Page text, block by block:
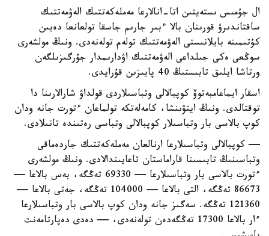
ال جۇمىس ىستەيتىن اتا-انالارعا مەملەكەتتىك الەۋمەتتىك
ساقتاندىرۋ قورىنان بالا ءبىر جارىم جاسقا تولعانعا دەيىن
كۇتىمىنە بايلانىستى الەۋمەتتىك تولەم تولەنەدى. ونىڭ مولشەرى
سوڭعى ەكى جىلداعى الەۋمەتتىك اۋدارىمدار جۇرگىزىلگەن
ورتاشا ايلىق تابىستىڭ 40 پايىزىن قۇرايدى.
اسقار ايماعامبەتوۆ كوپبالالى وتباسىلاردى قولداۋ شارالارىنا دا
توقتالدى. ونىڭ ايتۋىنشا، كامەلەتكە تولماعان ءتورت جانە ودان
كوپ بالاسى بار وتباسىلار كوپبالالى وتباسى رەتىندە تانىلادى.
— كوپبالالى وتباسىلارعا ارنالعان مەملەكەتتىك جاردەماقى
وتباسىنىڭ تابىسىنا قاراماستان تاعايىندالادى. ونىڭ مولشەرى
ءتورت بالاسى بار وتباسىلارعا — 69330 تەڭگە، بەس بالاعا —
86673 تەڭگە، التى بالاعا — 104000 تەڭگە، جەتى بالاعا —
121360 تەڭگە. سەگىز جانە ودان كوپ بالاسى بار وتباسىلارعا
ءار بالاعا 17300 تەڭگەدەن تولەنەدى، — دەدى دەپارتامەنت